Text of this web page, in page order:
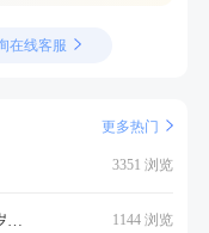
在线客服
更多热门
3351 浏览
1144 浏览